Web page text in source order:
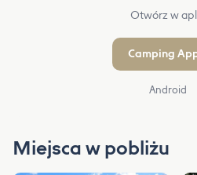
Otwórz w
Camping
Android
Miejsca w pobliżu